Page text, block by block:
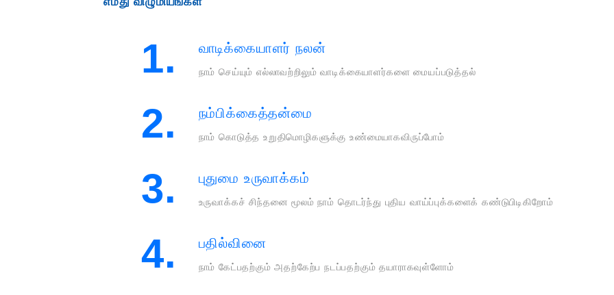
1. வாடிக்கையாளர் நலன்
நாம் செய்யும் எல்லாவற்றிலும் வாடிக்கையாளர்களை மையப்படுத்தல்
2. நம்பிக்கைத்தன்மை
நாம் கொடுத்த உறுதிமொழிகளுக்கு உண்மையாகவிருப்போம்
3. புதுமை உருவாக்கம்
உருவாக்கச் சிந்தனை மூலம் நாம் தொடர்ந்து புதிய வாய்ப்புக்களைக் கண்டுபிடிகிறோம்
4. பதில்வினை
நாம் கேட்பதற்கும் அதற்கேற்ப நடப்பதற்கும் தயாராகவுள்ளோம்